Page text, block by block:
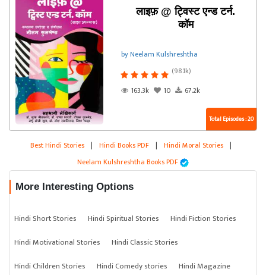
लाइफ़ @ ट्विस्ट एन्ड टर्न.
कॉम
by Neelam Kulshreshtha
(98.1k)
163.3k
10 67.2k
Total Episodes : 20
Best Hindi Stories | Hindi Books PDF | Hindi Moral Stories |
Neelam Kulshreshtha Books PDF
More Interesting Options
Hindi Short Stories Hindi Spiritual Stories
Hindi Fiction Stories
Hindi Motivational Stories
Hindi Classic Stories
Hindi Children Stories
Hindi Comedy stories Hindi Magazine